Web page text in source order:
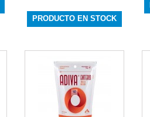
PRODUCTO EN STOCK